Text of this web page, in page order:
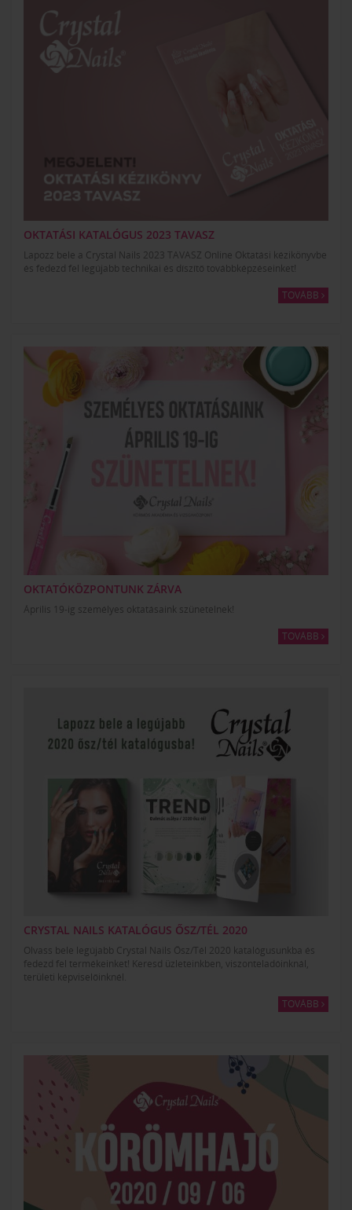
OKTATÁSI KATALÓGUS 2023 TAVASZ
Lapozz bele a Crystal Nails 2023 TAVASZ Online Oktatási kézikönyvbe
és fedezd fel legújabb technikai és díszítő továbbképzéseinket!
TOVÁBB
OKTATÓKÖZPONTUNK ZÁRVA
Április 19-ig személyes oktatásaink szünetelnek!
TOVÁBB
CRYSTAL NAILS KATALÓGUS ŐSZ/TÉL 2020
Olvass bele legújabb Crystal Nails Ősz/Tél 2020 katalógusunkba és
fedezd fel termékeinket! Keresd üzleteinkben, viszonteladóinknál,
területi képviselőinknél.
TOVÁBB